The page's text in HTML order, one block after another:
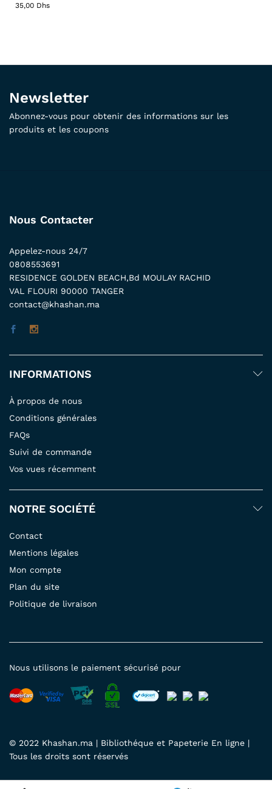
35,00 Dhs
Newsletter
Abonnez-vous pour obtenir des informations sur les
produits et les coupons
Nous Contacter
Appelez-nous 24/7
0808553691
RESIDENCE GOLDEN BEACH,Bd MOULAY RACHID
VAL FLOURI 90000 TANGER
contact@khashan.ma
INFORMATIONS
À propos de nous
Conditions générales
FAQs
Suivi de commande
Vos vues récemment
NOTRE SOCIÉTÉ
Contact
Mentions légales
Mon compte
Plan du site
Politique de livraison
© 2022 Khashan.ma | Bibliothéque et Papeterie En ligne |
Tous les droits sont réservés
Nous utilisons le paiement sécurisé pour